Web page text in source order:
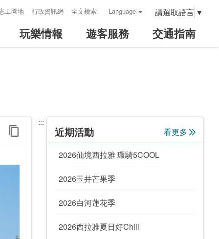
工園地 行政資訊網 全文檢索 Language 請選取語言 ▼
玩樂情報 遊客服務 交通指南
:::
近期活動 看更多
2026仙境西拉雅 環騎5COOL
2026玉井芒果季
2026白河蓮花季
2026西拉雅夏日好Chill